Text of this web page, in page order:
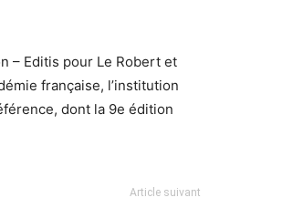
– Editis pour Le Robert et
française, l’institution
dont la 9e édition
Article suivant